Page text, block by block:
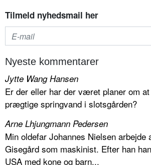
Tilmeld nyhedsmail her
Nyeste kommentarer
Jytte Wang Hansen
Er der eller har der været planer om
prægtige springvand i slotsgården?
Arne Lhjungmann Pedersen
Min oldefar Johannes Nielsen arbejde
Gisegård som maskinist. Efter han
USA med kone og barn...